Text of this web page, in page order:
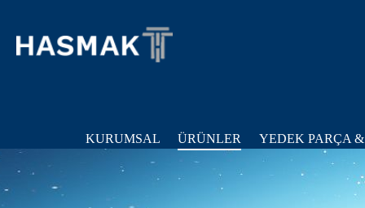
KURUMSAL ÜRÜNLER YEDEK PARÇA &